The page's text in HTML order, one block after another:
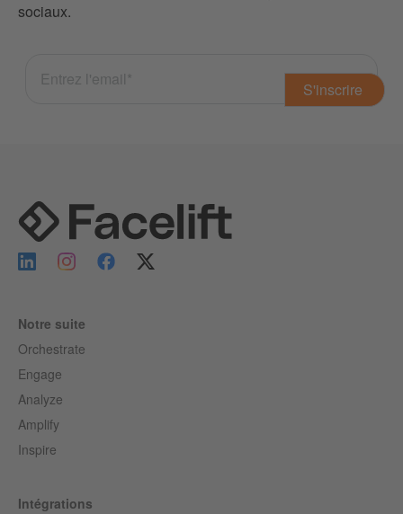
sociaux.
Notre suite
Orchestrate
Engage
Analyze
Amplify
Inspire
Intégrations